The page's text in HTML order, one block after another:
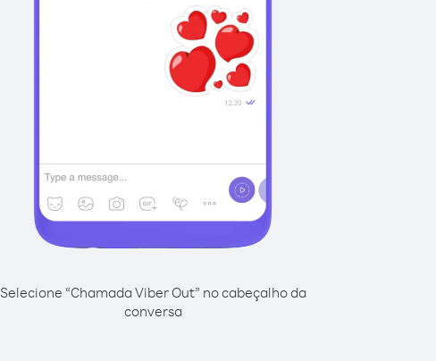
Selecione “Chamada Viber Out” no cabeçalho da
conversa